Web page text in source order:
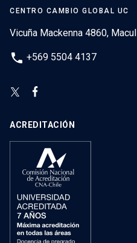
CENTRO CAMBIO GLOBAL UC
Vicuña Mackenna 4860, Macul
phone +569 5504 4137
ACREDITACIÓN